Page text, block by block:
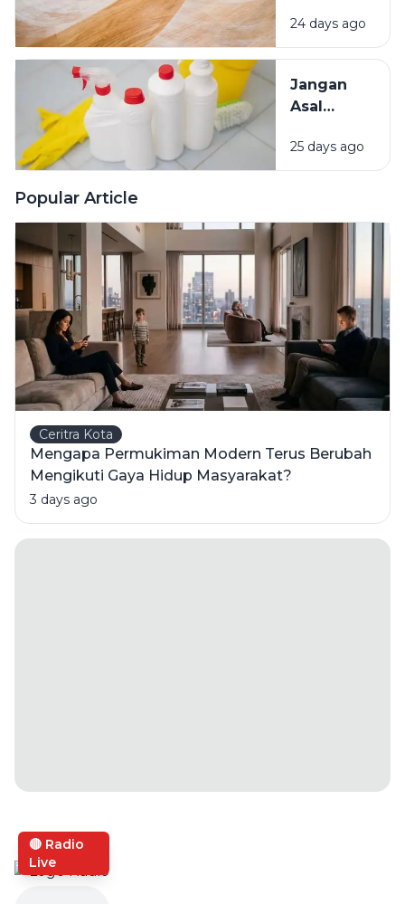
Kenali
Penyebab
Mengatasinya
24 days ago
Jangan
Asal
Bahan
Pembersih
25 days ago
Popular Article
Ceritra Kota
Mengapa Permukiman Modern Terus Berubah
Mengikuti Gaya Hidup Masyarakat?
3 days ago
🔴 Radio
Live